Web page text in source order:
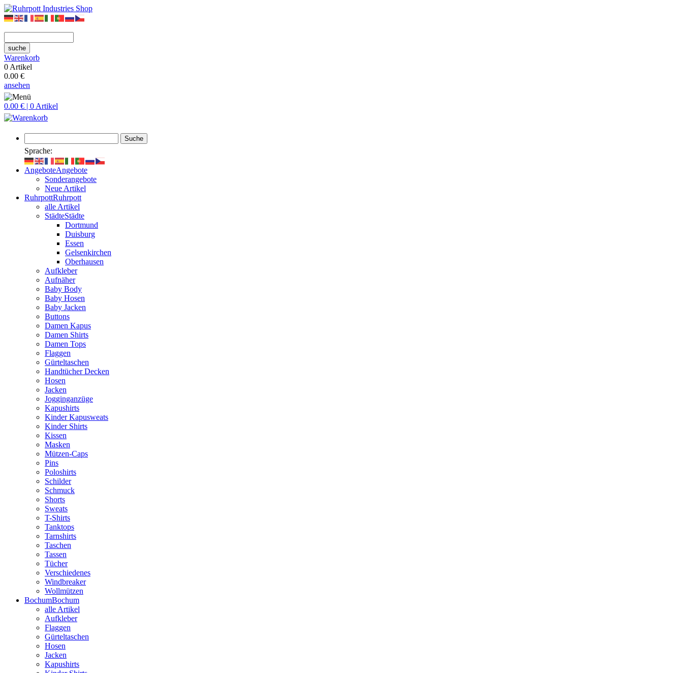
suche
Warenkorb
0 Artikel
0.00 €
ansehen
0.00 € | 0 Artikel
Suche
Sprache:
AngeboteAngebote
Sonderangebote
Neue Artikel
RuhrpottRuhrpott
alle Artikel
StädteStädte
Dortmund
Duisburg
Essen
Gelsenkirchen
Oberhausen
Aufkleber
Aufnäher
Baby Body
Baby Hosen
Baby Jacken
Buttons
Damen Kapus
Damen Shirts
Damen Tops
Flaggen
Gürteltaschen
Handtücher Decken
Hosen
Jacken
Jogginganzüge
Kapushirts
Kinder Kapusweats
Kinder Shirts
Kissen
Masken
Mützen-Caps
Pins
Poloshirts
Schilder
Schmuck
Shorts
Sweats
T-Shirts
Tanktops
Tarnshirts
Taschen
Tassen
Tücher
Verschiedenes
Windbreaker
Wollmützen
BochumBochum
alle Artikel
Aufkleber
Flaggen
Gürteltaschen
Hosen
Jacken
Kapushirts